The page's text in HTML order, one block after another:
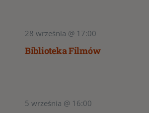
28 września @ 17:00
Biblioteka Filmów
5 września @ 16:00